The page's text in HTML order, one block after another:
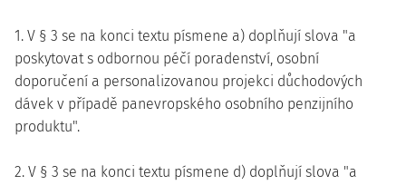
1. V § 3 se na konci textu písmene a) doplňují slova "a
poskytovat s odbornou péčí poradenství, osobní
doporučení a personalizovanou projekci důchodových
dávek v případě panevropského osobního penzijního
produktu".
2. V § 3 se na konci textu písmene d) doplňují slova "a